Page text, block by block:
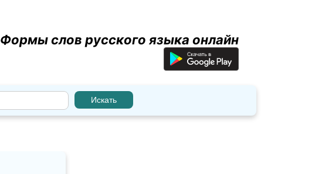
Формы слов русского языка онлайн